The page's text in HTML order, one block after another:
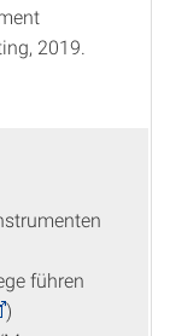
2019.
führen
)